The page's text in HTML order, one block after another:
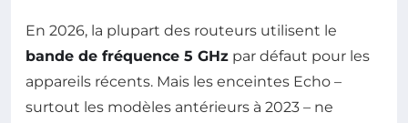
En 2026, la plupart des routeurs utilisent le
bande de fréquence 5 GHz par défaut pour les
appareils récents. Mais les enceintes Echo –
surtout les modèles antérieurs à 2023 – ne